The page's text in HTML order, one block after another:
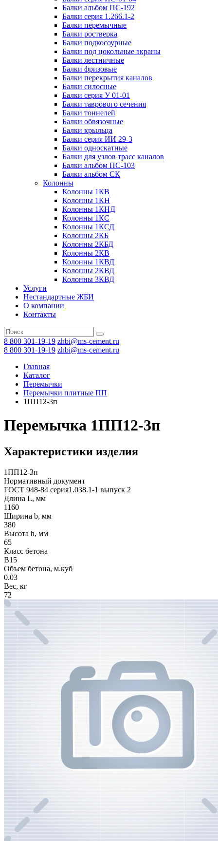
Балки альбом ПС-192
Балки серия 1.266.1-2
Балки перемычные
Балки ростверка
Балки подкосоурные
Балки под цокольные экраны
Балки лестничные
Балки фризовые
Балки перекрытия каналов
Балки силосные
Балки серия У 01-01
Балки таврового сечения
Балки тоннелей
Балки обвязочные
Балки крыльца
Балки серия ИИ 29-3
Балки односкатные
Балки для узлов трасс каналов
Балки альбом ПС-103
Балки альбом СК
Колонны
Колонны 1КВ
Колонны 1КН
Колонны 1КНД
Колонны 1КС
Колонны 1КСД
Колонны 2КБ
Колонны 2КБД
Колонны 2КВ
Колонны 1КВД
Колонны 2КВД
Колонны 3КВД
Услуги
Нестандартные ЖБИ
О компании
Контакты
8 800 301-19-19 zhbi@ms-cement.ru
8 800 301-19-19 zhbi@ms-cement.ru
Главная
Каталог
Перемычки
Перемычки плитные ПП
1ПП12-3п
Перемычка 1ПП12-3п
Характеристики изделия
1ПП12-3п
Нормативный документ
ГОСТ 948-84 серия1.038.1-1 выпуск 2
Длина L, мм
1160
Ширина b, мм
380
Высота h, мм
65
Класс бетона
В15
Объем бетона, м.куб
0.03
Вес, кг
72